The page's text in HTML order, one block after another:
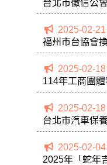
台北市徵信公
2025-02-21
福州市台協會
2025-02-18
114年工商團
2025-02-18
台北市汽車保
團拜餐會
2025-02-04
2025年「蛇年